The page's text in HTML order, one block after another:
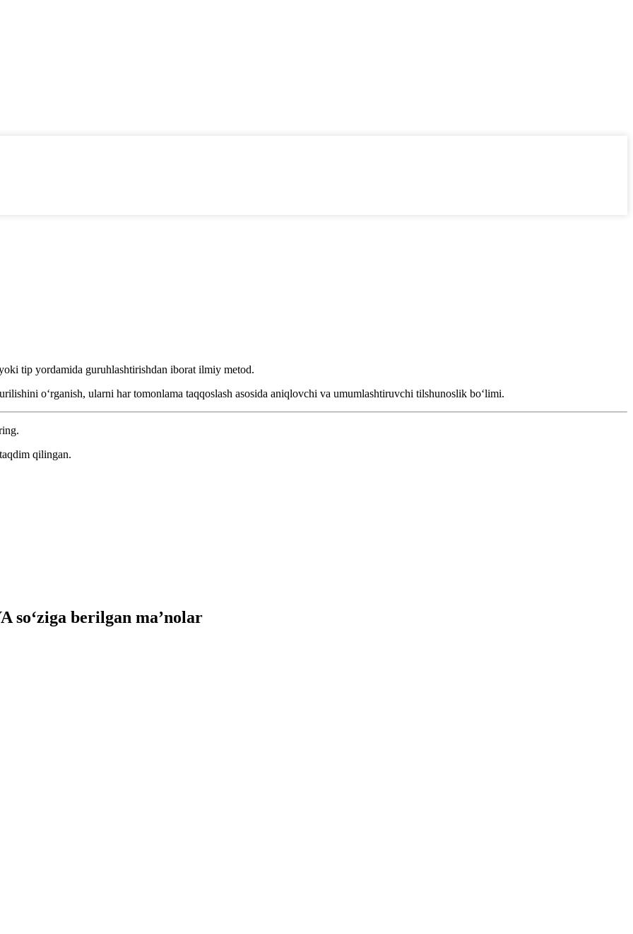
tip yordamida guruhlashtirishdan iborat ilmiy metod.
oʻrganish, ularni har tomonlama taqqoslash asosida aniqlovchi va umumlashtiruvchi tilshunoslik boʻlimi.
qilingan.
berilgan ma’nolar